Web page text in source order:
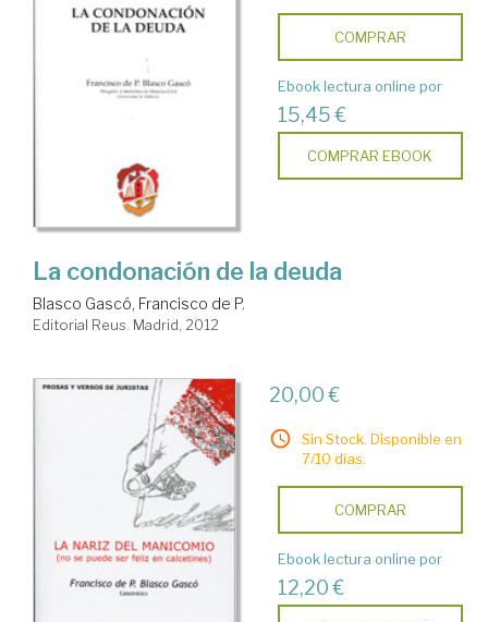
COMPRAR
Ebook lectura online por
15,45 €
COMPRAR EBOOK
La condonación de la deuda
Blasco Gascó, Francisco de P.
Editorial Reus. Madrid, 2012
20,00 €
Sin Stock. Disponible en
7/10 días.
COMPRAR
Ebook lectura online por
12,20 €